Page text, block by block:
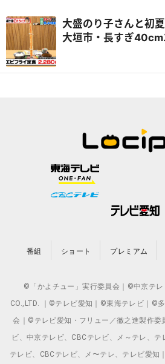
大盛のり子さんと初
大垣市・長すぎ
津市・飛騨牛中華食
番組 ショート プレミアム
©「かよチュー」実行委員会｜©中京テレ
CO.,LTD. ｜©テレビ愛知｜©東海テレビ｜©
会｜©テレビ愛知・フリュー／徹之進製作委
ビ、中京テレビ、CBCテレビ、メ～テレ、
テレビ、CBCテレビ、メ〜テレ、テレビ愛